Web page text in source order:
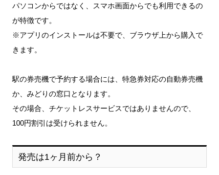
パソコンからではなく、スマホ画面からでも利用できるの
が特徴です。
※アプリのインストールは不要で、ブラウザ上から購入で
きます。
駅の券売機で予約する場合には、特急券対応の自動券売機
か、みどりの窓口となります。
その場合、チケットレスサービスではありませんので、
100円割引は受けられません。
発売は1ヶ月前から？